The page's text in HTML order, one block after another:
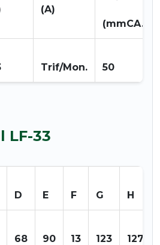
(A)
(mmCA.)
Trif/Mon. 50
LF-33
D E F G H
68 90 13 123 127